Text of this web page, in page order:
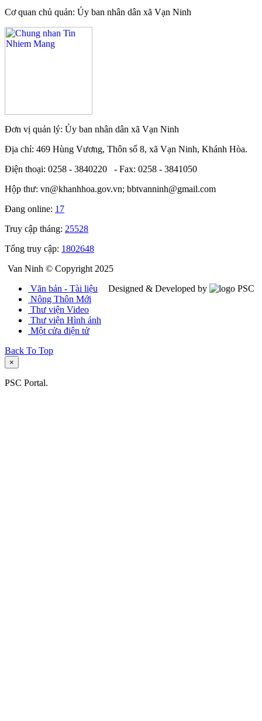
Cơ quan chủ quản: Ủy ban nhân dân xã Vạn Ninh
Đơn vị quản lý: Ủy ban nhân dân xã Vạn Ninh
Địa chỉ: 469 Hùng Vương, Thôn số 8, xã Vạn Ninh, Khánh Hòa.
Điện thoại: 0258 - 3840220 - Fax: 0258 - 3841050
Hộp thư: vn@khanhhoa.gov.vn; bbtvanninh@gmail.com
Đang online: 17
Truy cập tháng: 25528
Tổng truy cập: 1802648
Van Ninh © Copyright 2025
Designed & Developed by
Văn bản - Tài liệu
Nông Thôn Mới
Thư viện Video
Thư viện Hình ảnh
Một cửa điện tử
Back To Top
×
PSC Portal.